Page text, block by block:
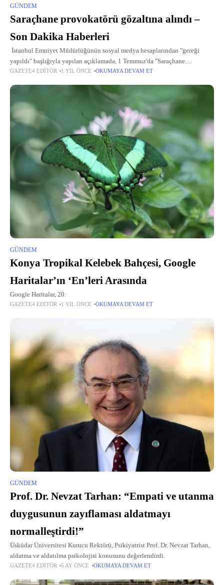
GÜNDEM
Saraçhane provokatörü gözaltına alındı –
Son Dakika Haberleri
İstanbul Emniyet Müdürlüğünün sosyal medya hesaplarından "gereği
yapıldı" başlığıyla yapılan açıklamada, 1 Temmuz'da "Saraçhane
provokatörleri Müslümanları ölümle tehdit etti." başlıklı paylaşımda yer
GAZETE4 EDITÖR 1 YIL ÖNCE OKUMAYA DEVAM ET
GÜNDEM
Konya Tropikal Kelebek Bahçesi, Google
Haritalar’ın ‘En’leri Arasında
Google Haritalar, 20.
GAZETE4 EDITÖR 1 YIL ÖNCE OKUMAYA DEVAM ET
GÜNDEM
Prof. Dr. Nevzat Tarhan: “Empati ve utanma
duygusunun zayıflaması aldatmayı
normalleştirdi!”
Üsküdar Üniversitesi Kurucu Rektörü, Psikiyatrist Prof. Dr. Nevzat Tarhan,
aldatma ve aldatılma psikolojisi konusunu değerlendirdi.
GAZETE4 EDITÖR 5 AY ÖNCE OKUMAYA DEVAM ET